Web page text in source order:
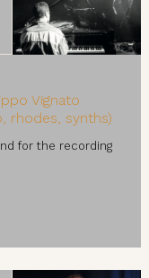
Vignato
rhodes, synths)
for the recording